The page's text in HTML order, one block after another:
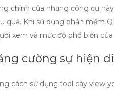
chính của những công cụ
quả. Khi sử dụng phần mềm
xem và mức độ phổ biến của
cường sự hiện
cách sử dụng tool cày view